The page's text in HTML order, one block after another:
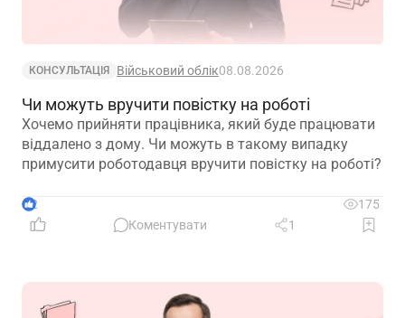
КОНСУЛЬТАЦІЯ Військовий облік08.08.2026
Чи можуть вручити повістку на роботі
Хочемо прийняти працівника, який буде працювати
віддалено з дому. Чи можуть в такому випадку
примусити роботодавця вручити повістку на роботі?
2
175
Коментувати
1